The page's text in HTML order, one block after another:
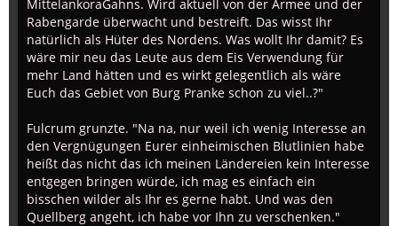
MittelankoraGahns. Wird aktuell von der Armee und der
Rabengarde überwacht und bestreift. Das wisst Ihr
natürlich als Hüter des Nordens. Was wollt Ihr damit? Es
wäre mir neu das Leute aus dem Eis Verwendung für
mehr Land hätten und es wirkt gelegentlich als wäre
Euch das Gebiet von Burg Pranke schon zu viel..?"
Fulcrum grunzte. "Na na, nur weil ich wenig Interesse an
den Vergnügungen Eurer einheimischen Blutlinien habe
heißt das nicht das ich meinen Ländereien kein Interesse
entgegen bringen würde, ich mag es einfach ein
bisschen wilder als Ihr es gerne habt. Und was den
Quellberg angeht, ich habe vor Ihn zu verschenken."